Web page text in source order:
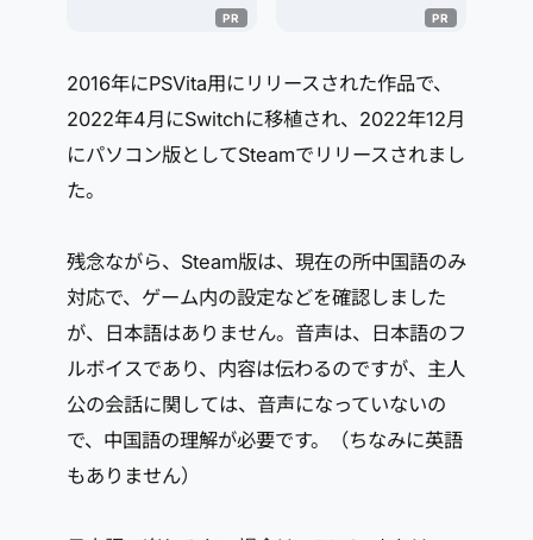
2016年にPSVita用にリリースされた作品で、
2022年4月にSwitchに移植され、2022年12月
にパソコン版としてSteamでリリースされまし
た。
残念ながら、Steam版は、現在の所中国語のみ
対応で、ゲーム内の設定などを確認しました
が、日本語はありません。音声は、日本語のフ
ルボイスであり、内容は伝わるのですが、主人
公の会話に関しては、音声になっていないの
で、中国語の理解が必要です。（ちなみに英語
もありません）